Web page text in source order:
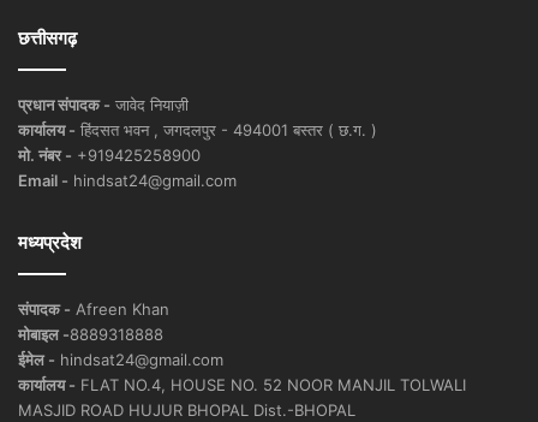
छत्तीसगढ़
प्रधान संपादक - जावेद नियाज़ी
कार्यालय - हिंदसत भवन , जगदलपुर - 494001 बस्तर ( छ.ग. )
मो. नंबर - +919425258900
Email - hindsat24@gmail.com
मध्यप्रदेश
संपादक - Afreen Khan
मोबाइल -8889318888
ईमेल - hindsat24@gmail.com
कार्यालय - FLAT NO.4, HOUSE NO. 52 NOOR MANJIL TOLWALI
MASJID ROAD HUJUR BHOPAL Dist.-BHOPAL